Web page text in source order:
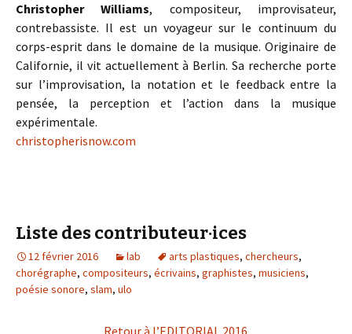
Christopher Williams, compositeur, improvisateur,
contrebassiste. Il est un voyageur sur le continuum du
corps-esprit dans le domaine de la musique. Originaire de
Californie, il vit actuellement à Berlin. Sa recherche porte
sur l’improvisation, la notation et le feedback entre la
pensée, la perception et l’action dans la musique
expérimentale.
christopherisnow.com
Liste des contributeur·ices
12 février 2016 lab arts plastiques, chercheurs,
chorégraphe, compositeurs, écrivains, graphistes, musiciens,
poésie sonore, slam, ulo
Retour à l’EDITORIAL 2016